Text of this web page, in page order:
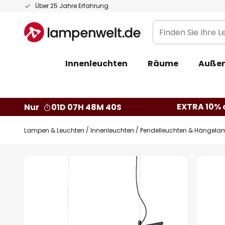
Über 25 Jahre Erfahrung
Zum
springen
Finden
Sie
Leuchte...
Innenleuchten Räume
Nur
01D 07H 48M 39S EXTRA
Lampen & Leuchten Innenleuchten Pendelleuchten &